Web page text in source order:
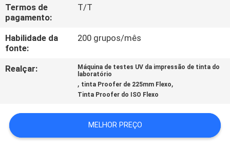
CONTACTE-
NOS
UMAS
MAPA
DO
Termos de
pagamento:
T/T
Habilidade da
fonte:
200 grupos/mês
Realçar:
Máquina de testes UV da impressão de tinta do
laboratório
, tinta Proofer de 225mm Flexo,
Tinta Proofer do ISO Flexo
MELHOR PREÇO